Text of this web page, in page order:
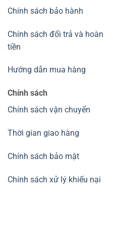
Chính sách bảo hành
Chính sách đổi trả và hoàn
tiền
Hướng dẫn mua hàng
Chính sách
Chính sách vận chuyển
Thời gian giao hàng
Chính sách bảo mật
Chính sách xử lý khiếu nại